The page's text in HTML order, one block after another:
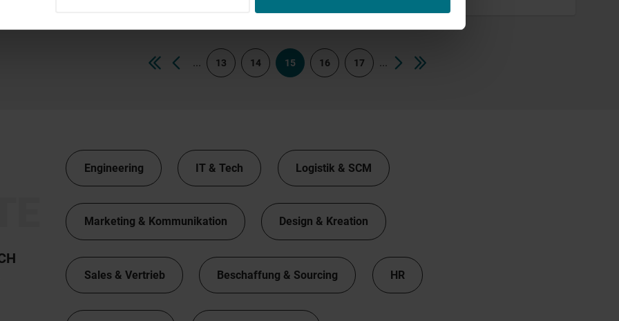
... 13 14 15 16 17 ...
Engineering IT & Tech Logistik & SCM
Marketing & Kommunikation Design & Kreation
Sales & Vertrieb Beschaffung & Sourcing HR